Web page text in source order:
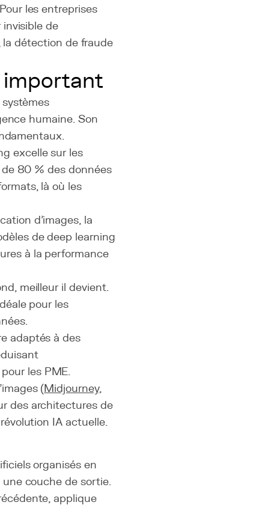
les entreprises
de
la détection de fraude
important
humaine. Son
excelle sur les
80 % des données
là où les
d'images, la
de deep learning
à la performance
meilleur il devient.
pour les
adaptés à des
les PME.
(Midjourney,
des architectures de
IA actuelle.
organisés en
couche de sortie.
applique